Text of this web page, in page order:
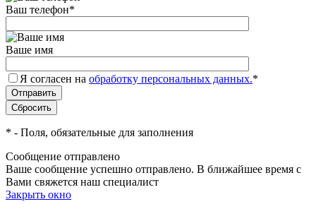
Ваш телефон*
Ваше имя
Я согласен на обработку персональных данных.*
* - Поля, обязательные для заполнения
Сообщение отправлено
Ваше сообщение успешно отправлено. В ближайшее время с
Вами свяжется наш специалист
Закрыть окно